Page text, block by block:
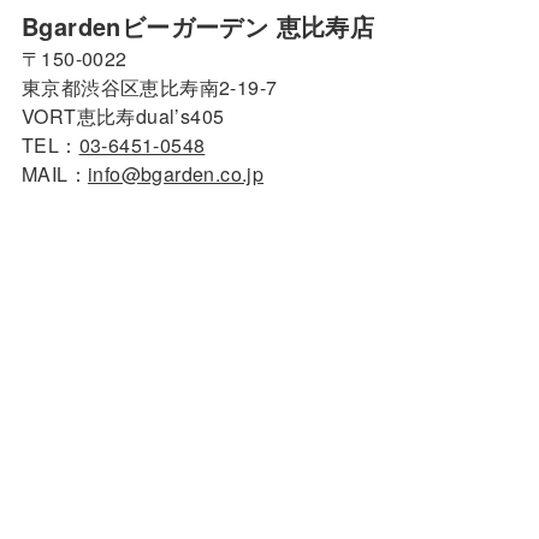
Bgardenビーガーデン 恵比寿店
〒150-0022
東京都渋谷区恵比寿南2-19-7
VORT恵比寿dual’s405
TEL： 03-6451-0548
MAIL： info@bgarden.co.jp